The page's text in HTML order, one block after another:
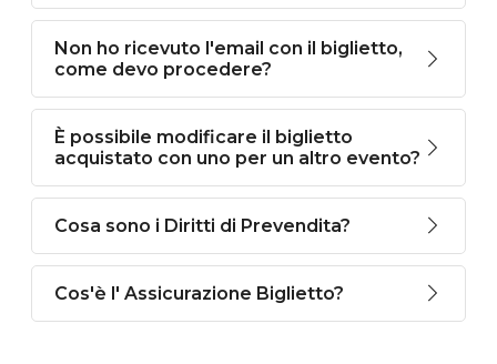
Non ho ricevuto l'email con il biglietto,
come devo procedere?
È possibile modificare il biglietto
acquistato con uno per un altro evento?
Cosa sono i Diritti di Prevendita?
Cos'è l' Assicurazione Biglietto?